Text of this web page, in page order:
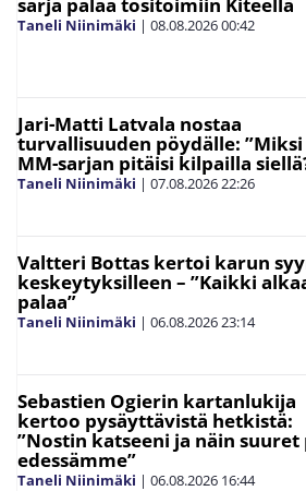
Taneli Niinimäki | 08.08.202600:42
Jari-Matti Latvala nostaa
turvallisuuden pöydälle:
MM-sarjan pitäisi kilpailla
Taneli Niinimäki | 07.08.202622:26
Valtteri Bottas kertoi karun
keskeytyksilleen – ”Kaikki
palaa”
Taneli Niinimäki | 06.08.202623:14
Sebastien Ogierin kartanlukija
kertoo pysäyttävistä hetkistä:
”Nostin katseeni ja näin
edessämme”
Taneli Niinimäki | 06.08.2026 16:44